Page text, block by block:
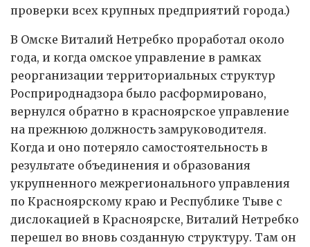
проверки всех крупных предприятий города.)
В Омске Виталий Нетребко проработал около
года, и когда омское управление в рамках
реорганизации территориальных структур
Росприроднадзора было расформировано,
вернулся обратно в красноярское управление
на прежнюю должность замруководителя.
Когда и оно потеряло самостоятельность в
результате объединения и образования
укрупненного межрегионального управления
по Красноярскому краю и Республике Тыве с
дислокацией в Красноярске, Виталий Нетребко
перешел во вновь созданную структуру. Там он